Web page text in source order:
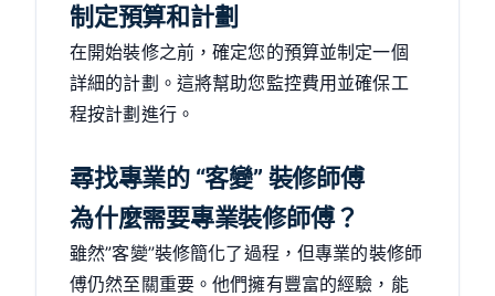
制定預算和計劃
在開始裝修之前，確定您的預算並制定一個
詳細的計劃。這將幫助您監控費用並確保工
程按計劃進行。
尋找專業的 “客變” 裝修師傅
為什麼需要專業裝修師傅？
雖然”客變”裝修簡化了過程，但專業的裝修師
傅仍然至關重要。他們擁有豐富的經驗，能